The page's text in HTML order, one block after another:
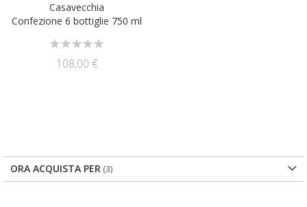
Casavecchia
Confezione 6 bottiglie 750 ml
Rating:
108,00 €
ORA ACQUISTA PER